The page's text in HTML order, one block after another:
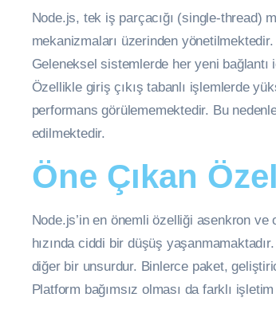
Node.js, tek iş parçacığı (single-thread)
mekanizmaları üzerinden
Geleneksel sistemlerde her yeni
Özellikle giriş çıkış tabanlı işlemlerde
performans görülememektedir. Bu
edilmektedir.
Öne Çıkan
Node.js’in en önemli özelliği asenkron ve
hızında ciddi bir düşüş
diğer bir unsurdur. Binlerce paket,
Platform bağımsız olması da farklı